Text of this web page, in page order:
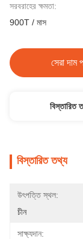
সরবরাহের ক্ষমতা:
900T / মাস
সেরা দাম
বিস্তারিত
বিস্তারিত তথ্য
উৎপত্তি স্থল:
চীন
সাক্ষ্যদান: